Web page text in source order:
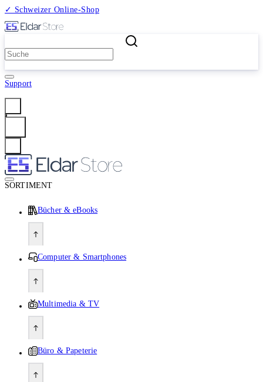
✓ Schweizer Online-Shop
Support
SORTIMENT
Bücher & eBooks
Computer & Smartphones
Multimedia & TV
Büro & Papeterie